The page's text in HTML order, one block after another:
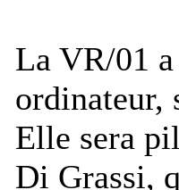
La VR/01
ordinateur,
Elle sera
Di Grassi,